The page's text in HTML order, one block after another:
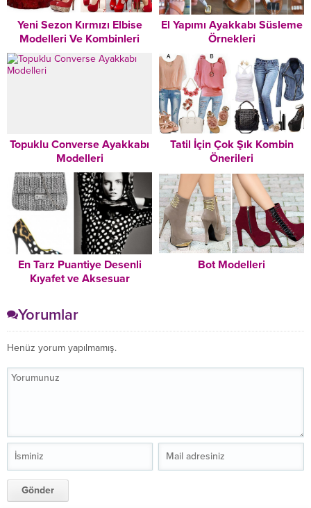
Yeni Sezon Kırmızı Elbise
Modelleri Ve Kombinleri
El Yapımı Ayakkabı Süsleme
Örnekleri
Topuklu Converse Ayakkabı
Modelleri
Tatil İçin Çok Şık Kombin
Önerileri
En Tarz Puantiye Desenli
Kıyafet ve Aksesuar
Bot Modelleri
Yorumlar
Henüz yorum yapılmamış.